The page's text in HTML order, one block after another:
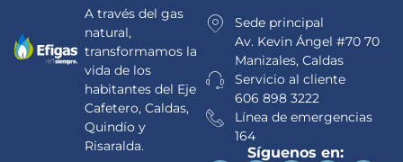
A través del gas
natural,
transformamos la
vida de los
habitantes del Eje
Cafetero, Caldas,
Quindío y
Risaralda.
Sede principal
Av. Kevin Ángel #70 70
Manizales, Caldas
Servicio al cliente
606 898 3222
Línea de emergencias
164
Síguenos en: